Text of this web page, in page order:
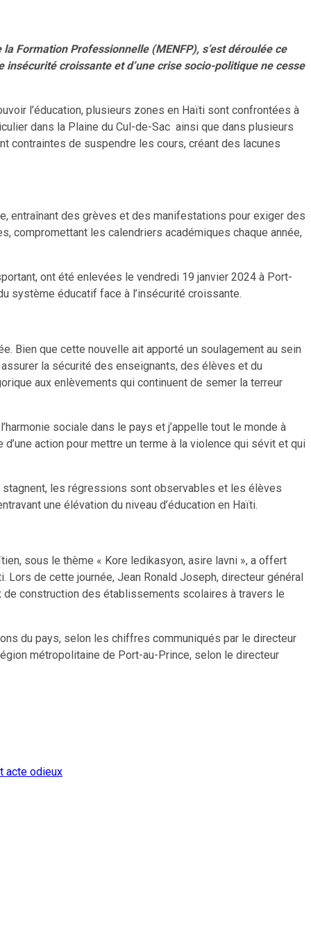
Formation Professionnelle (MENFP), s’est déroulée ce
croissante et d’une crise socio-politique ne cesse
l’éducation, plusieurs zones en Haïti sont confrontées à
dans la Plaine du Cul-de-Sac ainsi que dans plusieurs
contraintes de suspendre les cours, créant des lacunes
entraînant des grèves et des manifestations pour exiger des
compromettant les calendriers académiques chaque année,
ont été enlevées le vendredi 19 janvier 2024 à Port-
système éducatif face à l’insécurité croissante.
Bien que cette nouvelle ait apporté un soulagement au sein
la sécurité des enseignants, des élèves et du
aux enlèvements qui continuent de semer la terreur
sociale dans le pays et j’appelle tout le monde à
action pour mettre un terme à la violence qui sévit et qui
les régressions sont observables et les élèves
une élévation du niveau d’éducation en Haïti.
sous le thème « Kore ledikasyon, asire lavni », a offert
de cette journée, Jean Ronald Joseph, directeur général
de construction des établissements scolaires à travers le
du pays, selon les chiffres communiqués par le directeur
métropolitaine de Port-au-Prince, selon le directeur
acte odieux